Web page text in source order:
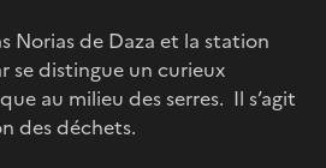
Norias de Daza et la station
se distingue un curieux
au milieu des serres. Il s’agit
des déchets.